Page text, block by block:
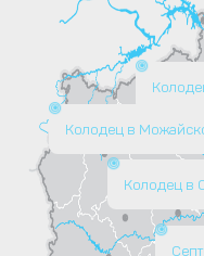
Колодец в
Колодец в